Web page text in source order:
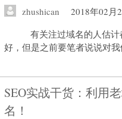
zhushican
2018年02月
有关注过域名的人估计
好，但是之前要笔者说说对
SEO实战干货：利用
名！